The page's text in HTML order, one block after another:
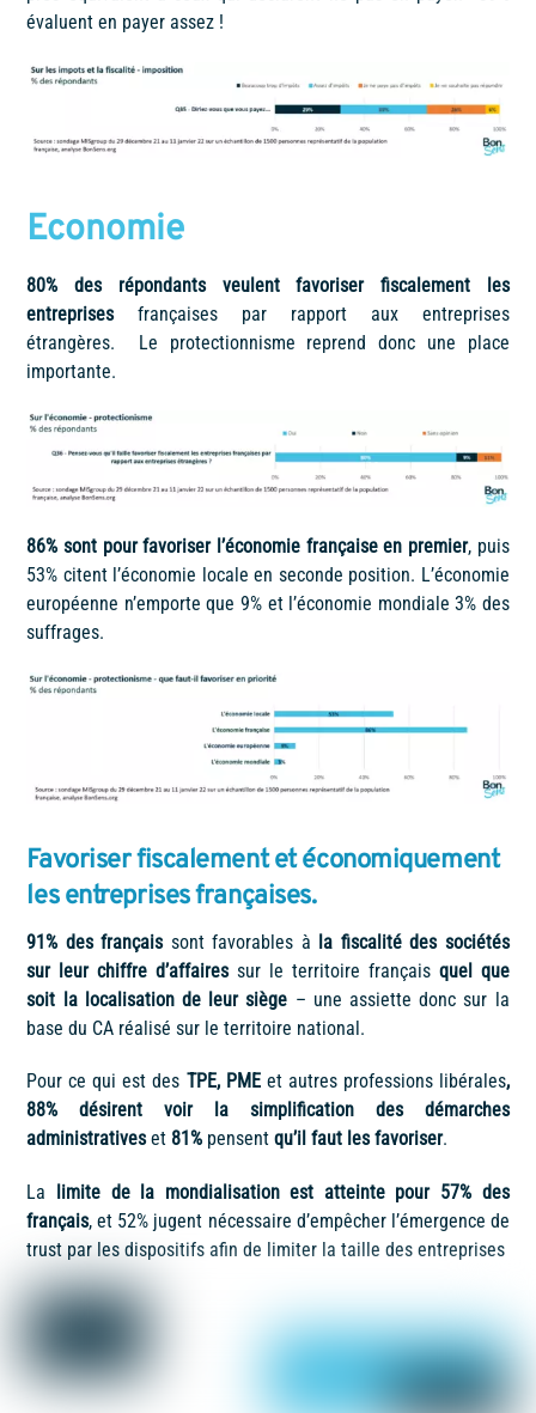
évaluent en payer assez !
Economie
80% des répondants veulent favoriser fiscalement les
entreprisesfrançaises par rapport aux entreprises
étrangères. Le protectionnisme reprend donc une place
importante.
86% sont pour favoriser l’économie française en premier, puis
53% citent l’économie locale en seconde position. L’économie
européenne n’emporte que 9% et l’économie mondiale 3% des
suffrages.
Favoriser fiscalement et économiquement
les entreprises françaises.
91% des françaissont favorables à la fiscalité des sociétés
sur leur chiffre d’affairessur le territoire français quel que
soit la localisation de leur siège – une assiette donc sur la
base du CA réalisé sur le territoire national.
Pour ce qui est des TPE, PMEet autres professions libérales,
88% désirent voir la simplification des démarches
administrativeset 81% pensentqu’il faut les favoriser.
La
limite de la mondialisation est atteinte pour 57% des
français, et 52% jugent nécessaire d’empêcher l’émergence de
trust par les dispositifs afin de limiter la taille des entreprises